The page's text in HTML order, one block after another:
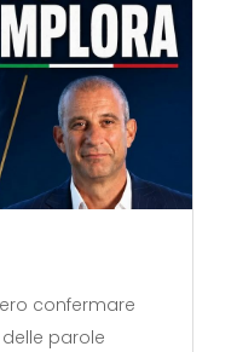
confermare
parole